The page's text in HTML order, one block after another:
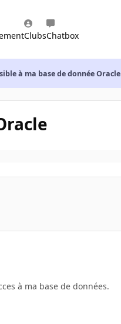
ClubsChatbox
à ma base de donnée Oracle
à ma base de données.